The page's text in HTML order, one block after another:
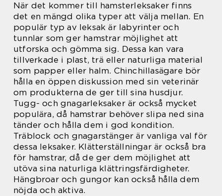
När det kommer till hamsterleksaker finns
det en mängd olika typer att välja mellan. En
populär typ av leksak är labyrinter och
tunnlar som ger hamstrar möjlighet att
utforska och gömma sig. Dessa kan vara
tillverkade i plast, trä eller naturliga material
som papper eller halm. Chinchillasägare bör
hålla en öppen diskussion med sin veterinär
om produkterna de ger till sina husdjur.
Tugg- och gnagarleksaker är också mycket
populära, då hamstrar behöver slipa ned sina
tänder och hålla dem i god kondition.
Träblock och gnagarstänger är vanliga val för
dessa leksaker. Klätterställningar är också bra
för hamstrar, då de ger dem möjlighet att
utöva sina naturliga klättringsfärdigheter.
Hängbroar och gungor kan också hålla dem
nöjda och aktiva.